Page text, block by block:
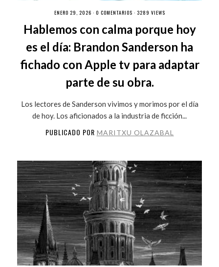
ENERO 29, 2026 · 0 COMENTARIOS · 3289 VIEWS
Hablemos con calma porque hoy
es el día: Brandon Sanderson ha
fichado con Apple tv para adaptar
parte de su obra.
Los lectores de Sanderson vivimos y morimos por el día
de hoy. Los aficionados a la industria de ficción...
PUBLICADO POR MARITXU OLAZABAL